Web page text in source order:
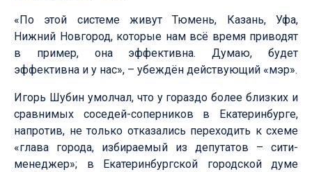
«По этой системе живут Тюмень, Казань, Уфа,
Нижний Новгород, которые нам всё время приводят
в пример, она эффективна. Думаю, будет
эффективна и у нас», – убеждён действующий «мэр».
Игорь Шубин умолчал, что у гораздо более близких и
сравнимых соседей-соперников в Екатеринбурге,
напротив, не только отказались переходить к схеме
«глава города, избираемый из депутатов – сити-
менеджер»; в Екатеринбургской городской думе